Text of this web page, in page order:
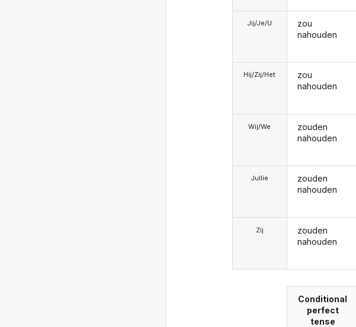
Jij/Je/U
Hij/Zij/Het
Wij/We
Jullie
Zij
zou
nahouden
zou
nahouden
zouden
nahouden
zouden
nahouden
zouden
nahouden
Conditional
perfect
tense